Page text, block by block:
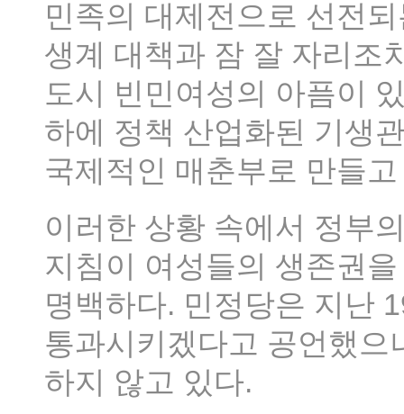
민족의 대제전으로 선전
생계 대책과 잠 잘 자리조
도시 빈민여성의 아픔이
하에 정책 산업화된 기생
국제적인 매춘부로 만들
이러한 상황 속에서 정부
지침이 여성들의 생존권
명백하다. 민정당은 지난
통과시키겠다고 공언했
하지 않고 있다.